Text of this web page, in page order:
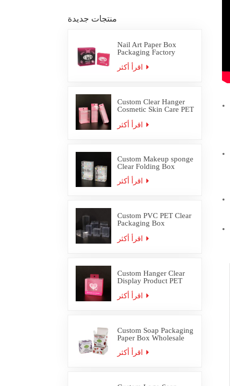
منتجات جديدة
Nail Art Paper Box
Packaging Factory
Custom Clear Hanger
Cosmetic Skin Care PET
Custom Makeup sponge
Clear Folding Box
Custom PVC PET Clear
Packaging Box
Custom Hanger Clear
Display Product PET
Custom Soap Packaging
Paper Box Wholesale